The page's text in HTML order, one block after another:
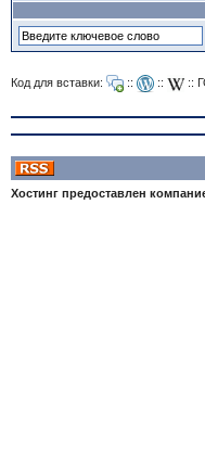
Код для вставки: :: :: ::
Хостинг предоставлен